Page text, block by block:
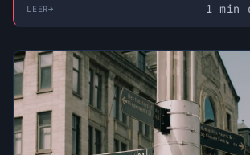
LEER 1 min